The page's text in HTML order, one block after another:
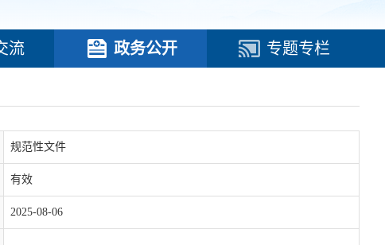
流 政务公开 专题专栏
规范性文件
有效
2025-08-06